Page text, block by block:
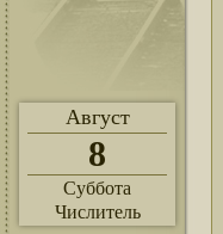
Август
8
Суббота
Числитель